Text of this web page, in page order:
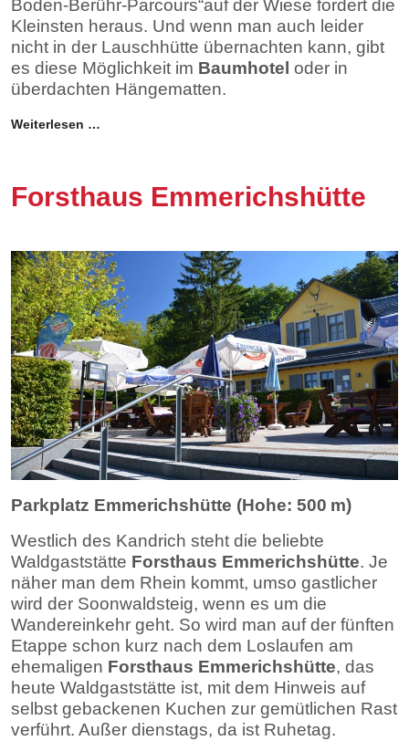
Boden-Berühr-Parcours“auf der Wiese fordert die
Kleinsten heraus. Und wenn man auch leider
nicht in der Lauschhütte übernachten kann, gibt
es diese Möglichkeit im Baumhotel oder in
überdachten Hängematten.
Weiterlesen …
Forsthaus Emmerichshütte
Parkplatz Emmerichshütte (Hohe: 500 m)
Westlich des Kandrich steht die beliebte
Waldgaststätte Forsthaus Emmerichshütte. Je
näher man dem Rhein kommt, umso gastlicher
wird der Soonwaldsteig, wenn es um die
Wandereinkehr geht. So wird man auf der fünften
Etappe schon kurz nach dem Loslaufen am
ehemaligen Forsthaus Emmerichshütte, das
heute Waldgaststätte ist, mit dem Hinweis auf
selbst gebackenen Kuchen zur gemütlichen Rast
verführt. Außer dienstags, da ist Ruhetag.